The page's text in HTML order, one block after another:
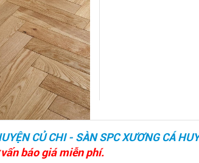
CỦ CHI - SÀN SPC XƯƠNG CÁ
báo giá miễn phí.